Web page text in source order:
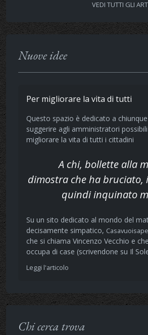
VEDI TUTTI GLI
Nuove idee
Per migliorare la vita di tutti
Questo spazio è dedicato a
suggerire agli amministratori
migliorare la vita di tutti i cittadini
A chi, bollette alla
dimostra che ha bruciato,
quindi inquinato
Su un sito dedicato al mondo del
decisamente simpatico,
che si chiama Vincenzo Vecchio e
occupa di case (scrivendone su Il
Leggi l'articolo
Chi cerca trova